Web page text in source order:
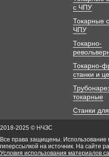
с ЧПУ
Токарные
ЧПУ
Токарно-
Токарно-
станки и
токарные
Станки
2018-2025 © НЧЗС
Все права защищены. Использование
гиперссылкой на источник. На сайте
Условия использования материалов